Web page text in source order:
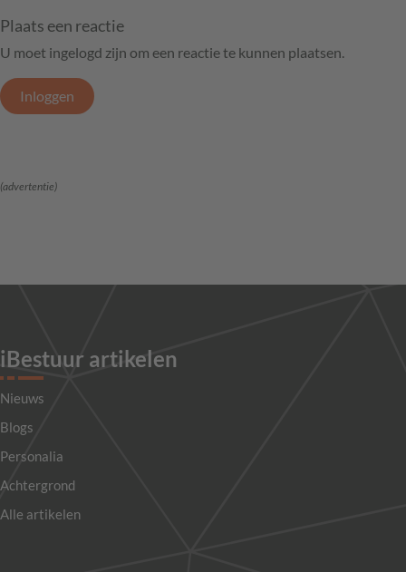
Plaats een reactie
U moet ingelogd zijn om een reactie te kunnen plaatsen.
Inloggen
(advertentie)
iBestuur artikelen
Nieuws
Blogs
Personalia
Achtergrond
Alle artikelen